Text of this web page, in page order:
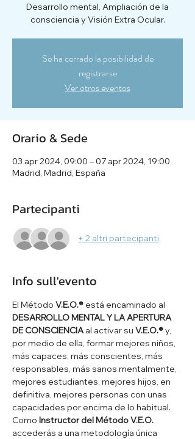
Desarrollo mental, Ampliación de la
consciencia y Visión Extra Ocular.
Se ha cerrado la posibilidad de
registrarse
Ver otros eventos
Orario & Sede
03 apr 2024, 09:00 – 07 apr 2024, 19:00
Madrid, Madrid, España
Partecipanti
+ 2 altri partecipanti
Info sull'evento
El Método V.E.O.® está encaminado al
DESARROLLO MENTAL Y LA APERTURA
DE CONSCIENCIA al activar su V.E.O.® y,
por medio de ella, formar mejores niños,
más capaces, más conscientes, más
responsables, más sanos mentalmente,
mejores estudiantes, mejores hijos, en
definitiva, mejores personas con unas
capacidades por encima de lo habitual.
Como Instructor del Método V.E.O.
accederás a una metodología única